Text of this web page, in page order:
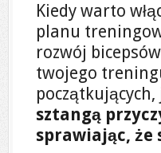
Kiedy warto
planu
rozwój
twojego
sztangą
sprawiając, że